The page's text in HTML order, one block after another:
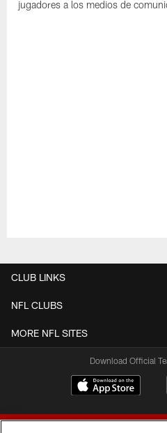
jugadores a los medios de
CLUB LINKS
NFL CLUBS
MORE NFL SITES
Download Official